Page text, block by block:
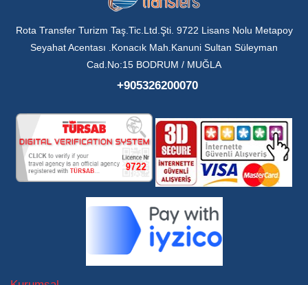
Rota Transfer Turizm Taş.Tic.Ltd.Şti. 9722 Lisans Nolu Metapoy
Seyahat Acentası .Konacık Mah.Kanuni Sultan Süleyman
Cad.No:15 BODRUM / MUĞLA
+905326200070